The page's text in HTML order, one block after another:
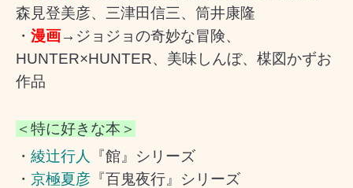
森見登美彦、三津田信三、筒井康隆
・ 漫画→ジョジョの奇妙な冒険、
HUNTER×HUNTER、美味しんぼ、楳図かずお
作品
＜特に好きな本＞
・ 綾辻行人
『館』シリーズ
・ 京極夏彦 『百鬼夜行』シリーズ